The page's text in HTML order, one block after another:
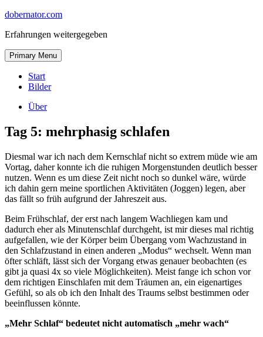
Skip
content
dobernator.com
Erfahrungen weitergegeben
Primary Menu Skip
to
Start
Bilder
Über
Tag 5: mehrphasig schlafen
Diesmal war ich nach dem Kernschlaf nicht so extrem müde wie am
Vortag, daher konnte ich die ruhigen Morgenstunden deutlich besser
nutzen. Wenn es um diese Zeit nicht noch so dunkel wäre, würde
ich dahin gern meine sportlichen Aktivitäten (Joggen) legen, aber
das fällt so früh aufgrund der Jahreszeit aus.
Beim Frühschlaf, der erst nach langem Wachliegen kam und
dadurch eher als Minutenschlaf durchgeht, ist mir dieses mal richtig
aufgefallen, wie der Körper beim Übergang vom Wachzustand in
den Schlafzustand in einen anderen „Modus“ wechselt. Wenn man
öfter schläft, lässt sich der Vorgang etwas genauer beobachten (es
gibt ja quasi 4x so viele Möglichkeiten). Meist fange ich schon vor
dem richtigen Einschlafen mit dem Träumen an, ein eigenartiges
Gefühl, so als ob ich den Inhalt des Traums selbst bestimmen oder
beeinflussen könnte.
„Mehr Schlaf“ bedeutet nicht automatisch „mehr wach“